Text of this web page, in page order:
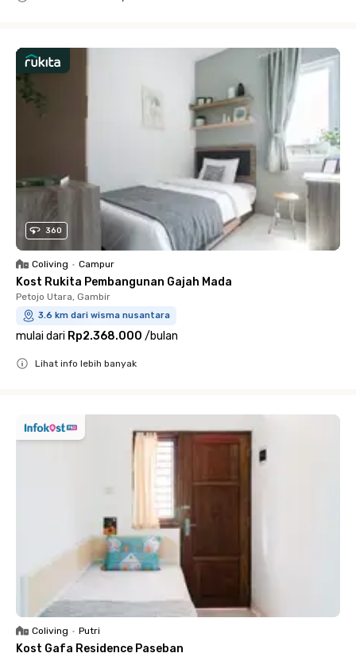
360
Coliving • Campur
Kost Rukita Pembangunan Gajah Mada
Petojo Utara, Gambir
3.6 km dari wisma nusantara
mulai dari Rp2.368.000 /bulan
Lihat info lebih banyak
Coliving • Putri
Kost Gafa Residence Paseban